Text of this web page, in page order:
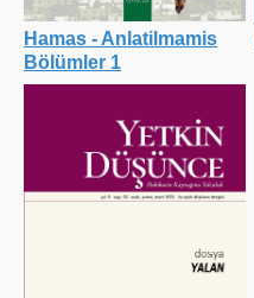
Hamas - Anlatilmamis
Bölümler 1